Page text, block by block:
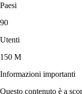
Paesi
90
Utenti
150 M
Informazioni importanti
Questo contenuto è a